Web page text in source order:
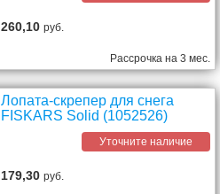
260,10руб.
Рассрочка на 3 мес.
Лопата-скрепер для снега
FISKARS Solid (1052526)
Уточните наличие
179,30руб.